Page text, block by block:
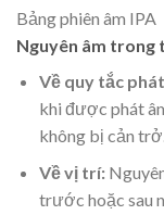
Bảng phiên âm IPA
Nguyên âm trong
Về quy tắc
khi được phát
không bị cản trở.
Về vị trí:
trước hoặc sau